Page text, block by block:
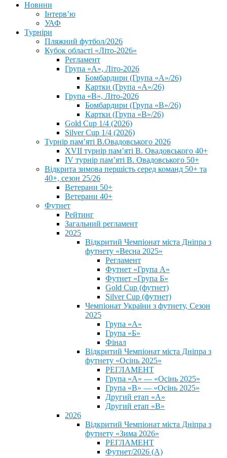
Новини
Інтерв’ю
УАФ
Турніри
Пляжний футбол/2026
Кубок області «Літо-2026»
Регламент
Група «А», Літо-2026
Бомбардири (Група «А»/26)
Картки (Група «А»/26)
Група «В», Літо-2026
Бомбардири (Група «В»/26)
Картки (Група «В»/26)
Gold Cup 1/4 (2026)
Silver Cup 1/4 (2026)
Турнір пам’яті В.Овадовського 2026
XVII турнір пам’яті В. Овадовського 40+
IV турнір пам’яті В. Овадовського 50+
Відкрита зимова першість серед команд 50+ та
40+, сезон 25/26
Ветерани 50+
Ветерани 40+
Футнет
Рейтинг
Загальний регламент
2025
Відкритий Чемпіонат міста Дніпра з
футнету «Весна 2025»
Регламент
Футнет «Група А»
Футнет «Група Б»
Gold Cup (футнет)
Silver Cup (футнет)
Чемпіонат України з футнету, Сезон
2025
Група «А»
Група «Б»
Фінал
Відкритий Чемпіонат міста Дніпра з
футнету «Осінь 2025»
РЕГЛАМЕНТ
Група «А» — «Осінь 2025»
Група «В» — «Осінь 2025»
Другий етап «А»
Другий етап «В»
2026
Відкритий Чемпіонат міста Дніпра з
футнету «Зима 2026»
РЕГЛАМЕНТ
Футнет/2026 (А)